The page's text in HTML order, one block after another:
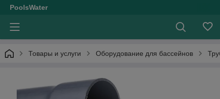
PoolsWater
Товары и услуги Оборудование для бассейнов